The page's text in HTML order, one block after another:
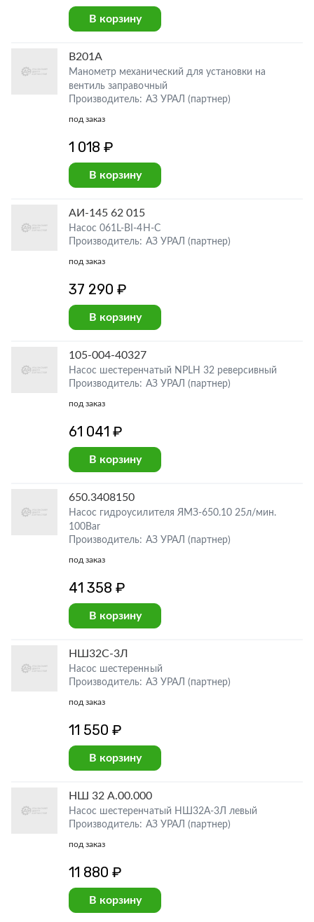
В корзину
В201А
Манометр механический для установки на
вентиль заправочный
Производитель: АЗ УРАЛ (партнер)
под заказ
1 018 ₽
В корзину
АИ-145 62 015
Насос 061L-BI-4H-C
Производитель: АЗ УРАЛ (партнер)
под заказ
37 290 ₽
В корзину
105-004-40327
Насос шестеренчатый NPLH 32 реверсивный
Производитель: АЗ УРАЛ (партнер)
под заказ
61 041 ₽
В корзину
650.3408150
Насос гидроусилителя ЯМЗ-650.10 25л/мин.
100Bar
Производитель: АЗ УРАЛ (партнер)
под заказ
41 358 ₽
В корзину
НШ32С-3Л
Насос шестеренный
Производитель: АЗ УРАЛ (партнер)
под заказ
11 550 ₽
В корзину
НШ 32 А.00.000
Насос шестеренчатый НШ32А-3Л левый
Производитель: АЗ УРАЛ (партнер)
под заказ
11 880 ₽
В корзину